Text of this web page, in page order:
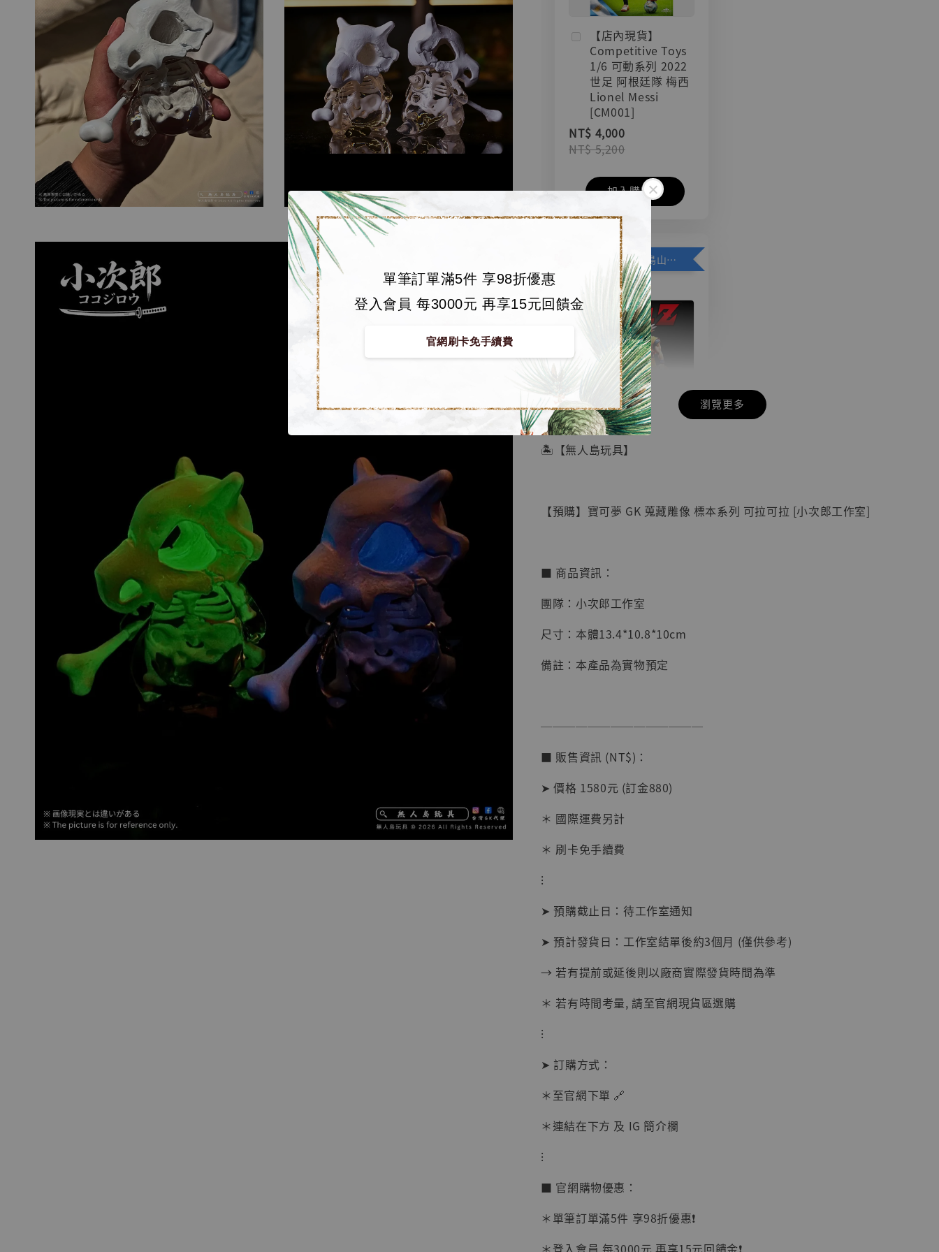
單筆訂單滿5件 享98折優惠
登入會員 每3000元 再享15元回饋金
官網刷卡免手續費
【店內現貨】
Competitive Toys
1/6 可動系列 2022
世足 阿根廷隊 梅西
Lionel Messi
[CM001]
NT$ 4,000
NT$ 5,200
加入購物車
加購優惠【悟空 鳥山明紀念款 [奇蹟工作室]】
【店內現貨】七龍珠
系列蒐藏雕像 悟空
NT$ 4,280
- +
加入購物車
【店內現貨】海賊王
系列蒐藏雕像 布魯
克達摩 [7STARS
NT$ 1,870
-
【現貨】
BJSTUDIO 1/6系列
可動蒐藏人偶 讓子
瀏覽更多
🏝【無人島玩具】
【預購】寶可夢 GK 蒐藏雕像 標本系列 可拉可拉 [小次郎工作室]
■ 商品資訊：
團隊：小次郎工作室
尺寸：本體13.4*10.8*10cm
備註：本產品為實物預定
──────────────
■ 販售資訊 (NT$)：
➤ 價格 1580元 (訂金880)
＊ 國際運費另計
＊ 刷卡免手續費
⁝
➤ 預購截止日：待工作室通知
➤ 預計發貨日：工作室結單後約3個月 (僅供參考)
→ 若有提前或延後則以廠商實際發貨時間為準
＊ 若有時間考量, 請至官網現貨區選購
⁝
➤ 訂購方式：
＊至官網下單 🔗
＊連結在下方 及 IG 簡介欄
⁝
■ 官網購物優惠：
＊單筆訂單滿5件 享98折優惠❗️
＊登入會員 每3000元 再享15元回饋金❗️